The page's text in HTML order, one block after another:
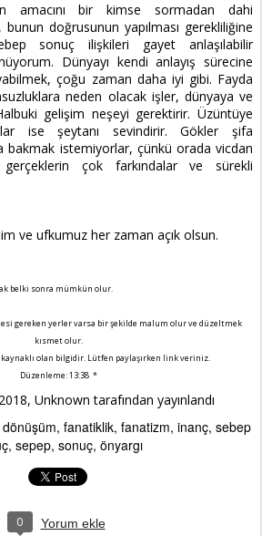
amacını bir kimse sormadan dahi
bunun doğrusunun yapılması gerekliliğine
sonuç ilişkileri gayet anlaşılabilir
Dünyayı kendi anlayış sürecine
çoğu zaman daha iyi gibi. Fayda
neden olacak işler, dünyaya ve
gelişim neşeyi gerektirir. Üzüntüye
ise şeytanı sevindirir. Gökler şifa
bakmak istemiyorlar, çünkü orada vicdan
çok farkındalar ve sürekli
ve ufkumuz her zaman açık olsun.
belki sonra mümkün olur.
gereken yerler varsa bir şekilde malum olur ve düzeltmek
kısmet olur.
kaynaklı olan bilgidir. Lütfen paylaşırken link veriniz.
Düzenleme: 13:38 *
, Unknown tarafından yayınlandı
dönüşüm fanatiklik fanatizm inanç sebep
sepep sonuç önyargı
0 Yorum ekle